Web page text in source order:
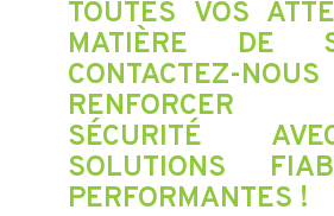
TOUTES VOS
MATIÈRE DE
CONTACTEZ-
RENFORCER
SÉCURITÉ
SOLUTIONS
PERFORMANTES !